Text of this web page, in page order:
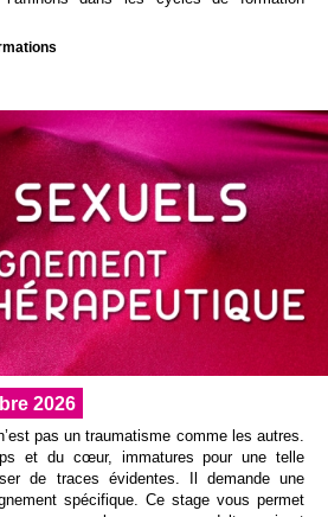
2026
pas un traumatisme comme les autres.
et du cœur, immatures pour une telle
de traces évidentes. Il demande une
spécifique. Ce stage vous permet